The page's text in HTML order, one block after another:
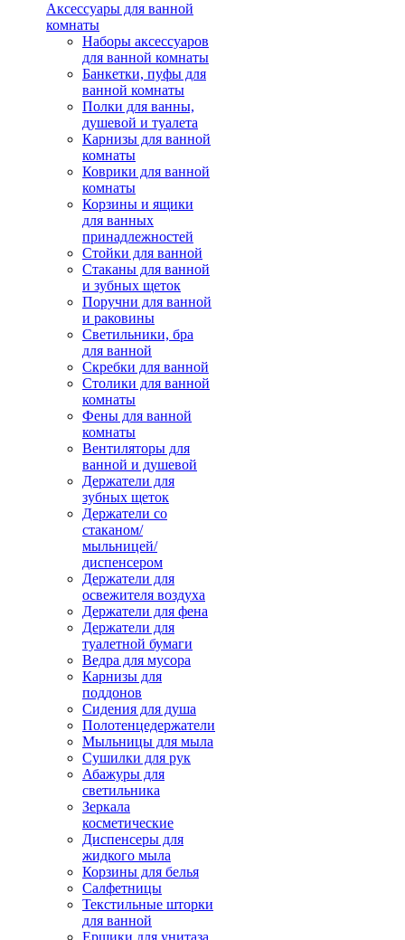
Аксессуары для ванной
комнаты
Наборы аксессуаров
для ванной комнаты
Банкетки, пуфы для
ванной комнаты
Полки для ванны,
душевой и туалета
Карнизы для ванной
комнаты
Коврики для ванной
комнаты
Корзины и ящики
для ванных
принадлежностей
Стойки для ванной
Стаканы для ванной
и зубных щеток
Поручни для ванной
и раковины
Светильники, бра
для ванной
Скребки для ванной
Столики для ванной
комнаты
Фены для ванной
комнаты
Вентиляторы для
ванной и душевой
Держатели для
зубных щеток
Держатели со
стаканом/
мыльницей/
диспенсером
Держатели для
освежителя воздуха
Держатели для фена
Держатели для
туалетной бумаги
Ведра для мусора
Карнизы для
поддонов
Сидения для душа
Полотенцедержатели
Мыльницы для мыла
Сушилки для рук
Абажуры для
светильника
Зеркала
косметические
Диспенсеры для
жидкого мыла
Корзины для белья
Салфетницы
Текстильные шторки
для ванной
Ершики для унитаза